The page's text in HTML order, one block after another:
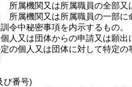
所属機関又は所属職員の全部又
所属機関又は所属職員の一部に
令中秘密事項を内示するもの。
人又は団体からの申請又は願出
の個人又は団体に対して特定の
び番号)